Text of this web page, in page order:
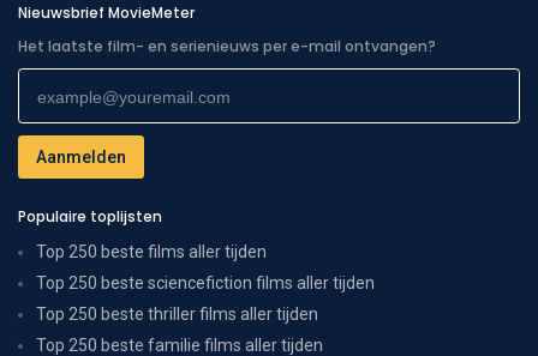
Nieuwsbrief MovieMeter
Het laatste film- en serienieuws per e-mail ontvangen?
Populaire toplijsten
Top 250 beste films aller tijden
Top 250 beste sciencefiction films aller tijden
Top 250 beste thriller films aller tijden
Top 250 beste familie films aller tijden